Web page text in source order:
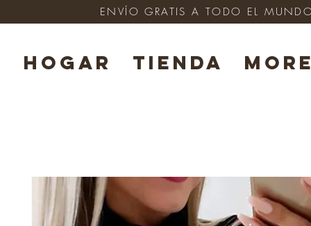
HOGAR TIENDA
ENVÍO GRATIS A TODO EL